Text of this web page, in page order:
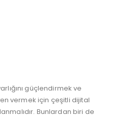
güçlendirmek ve
vermek için çeşitli dijital
Bunlardan biri de